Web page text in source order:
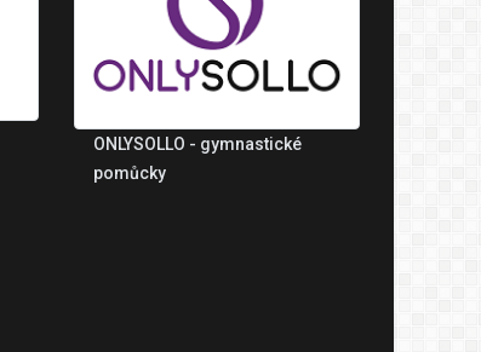
ONLYSOLLO - gymnastické
pomůcky